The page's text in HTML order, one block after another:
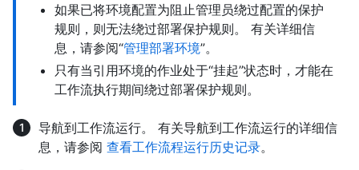
如果已将环境配置为阻止管理员绕过配置的保护
规则，则无法绕过部署保护规则。 有关详细信
息，请参阅“管理部署环境”。
只有当引用环境的作业处于“挂起”状态时，才能在
工作流执行期间绕过部署保护规则。
导航到工作流运行。 有关导航到工作流运行的详细信
息，请参阅 查看工作流程运行历史记录。